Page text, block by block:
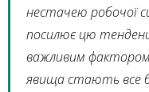
нестачею робочої
посилює цю
важливим фактором.
явища стають все